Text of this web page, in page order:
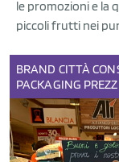
le promozioni e la
piccoli frutti nei
BRAND CITTÀ
PACKAGING